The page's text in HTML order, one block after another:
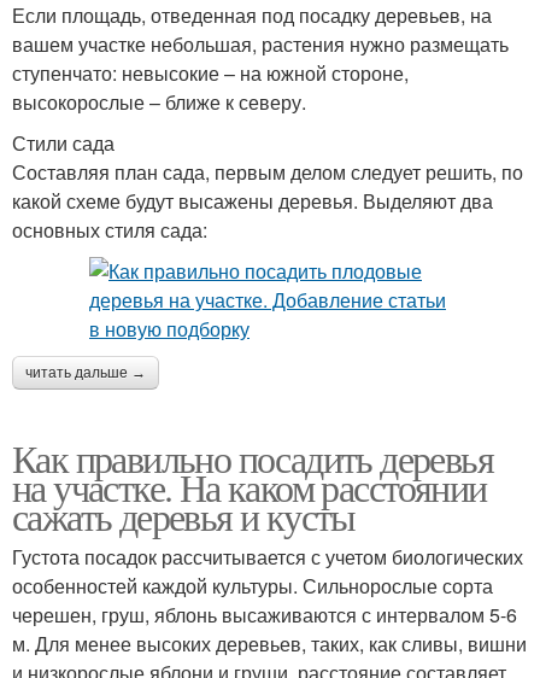
Если площадь, отведенная под посадку деревьев, на
вашем участке небольшая, растения нужно размещать
ступенчато: невысокие – на южной стороне,
высокорослые – ближе к северу.
Стили сада
Составляя план сада, первым делом следует решить, по
какой схеме будут высажены деревья. Выделяют два
основных стиля сада:
читать дальше →
Как правильно посадить деревья
на участке. На каком расстоянии
сажать деревья и кусты
Густота посадок рассчитывается с учетом биологических
особенностей каждой культуры. Сильнорослые сорта
черешен, груш, яблонь высаживаются с интервалом 5-6
м. Для менее высоких деревьев, таких, как сливы, вишни